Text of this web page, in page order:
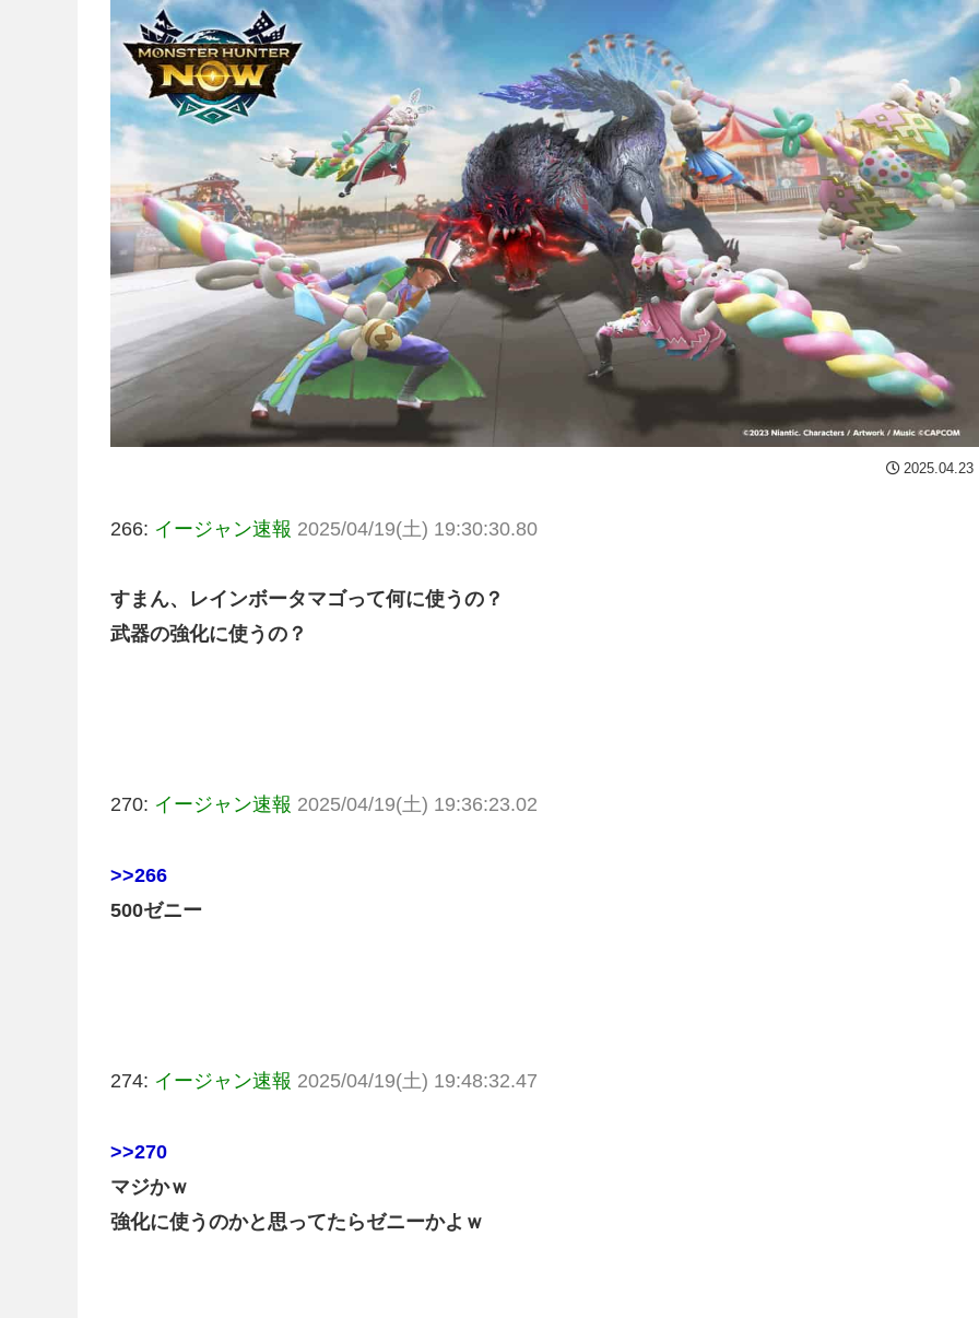
2025.04.23
266: イージャン速報 2025/04/19(土) 19:30:30.80
すまん、レインボータマゴって何に使うの？
武器の強化に使うの？
270: イージャン速報 2025/04/19(土) 19:36:23.02
>>266
500ゼニー
274: イージャン速報 2025/04/19(土) 19:48:32.47
>>270
マジかｗ
強化に使うのかと思ってたらゼニーかよｗ